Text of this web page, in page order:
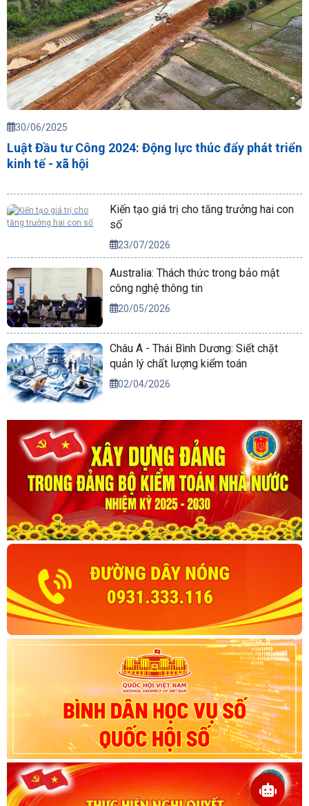
30/06/2025
Luật Đầu tư Công 2024: Động lực thúc đẩy phát triển
kinh tế - xã hội
Kiến tạo giá trị cho tăng trưởng hai con
số
23/07/2026
Australia: Thách thức trong bảo mật
công nghệ thông tin
20/05/2026
Châu Á - Thái Bình Dương: Siết chặt
quản lý chất lượng kiểm toán
02/04/2026